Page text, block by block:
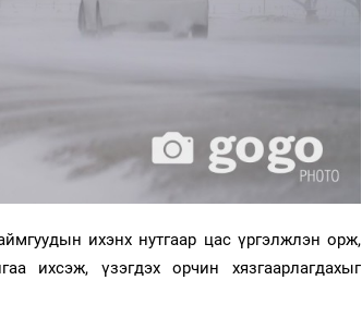
ихэнх нутгаар цас үргэлжлэн орж,
ихсэж, үзэгдэх орчин хязгаарлагдахыг